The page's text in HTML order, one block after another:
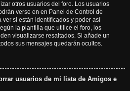
otros usuarios del foro. Los usuarios
verse en en Panel de Control de
si están identificados y poder así
la plantilla que utilice el foro, los
visualizarse resaltados. Si añade un
sus mensajes quedarán ocultos.
usuarios de mi lista de Amigos e